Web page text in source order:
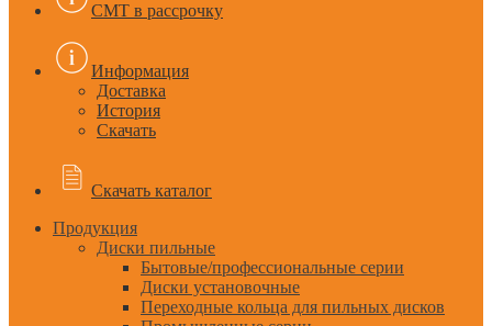
CMT в рассрочку
Информация
Доставка
История
Скачать
Скачать каталог
Продукция
Диски пильные
Бытовые/профессиональные серии
Диски установочные
Переходные кольца для пильных дисков